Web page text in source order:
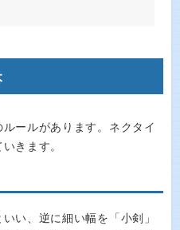
ールがあります。ネクタイ
きます。
い、逆に細い幅を「小剣」